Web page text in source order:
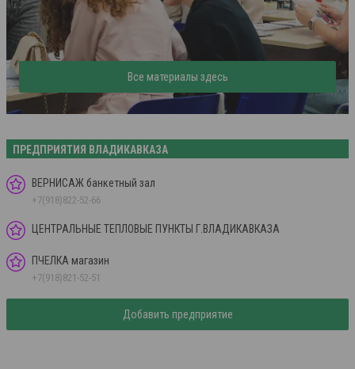
Все материалы здесь
ПРЕДПРИЯТИЯ ВЛАДИКАВКАЗА
ВЕРНИСАЖ банкетный зал
+7(918)822-52-66
ЦЕНТРАЛЬНЫЕ ТЕПЛОВЫЕ ПУНКТЫ Г.ВЛАДИКАВКАЗА
ПЧЕЛКА магазин
+7(918)821-52-51
Добавить предприятие